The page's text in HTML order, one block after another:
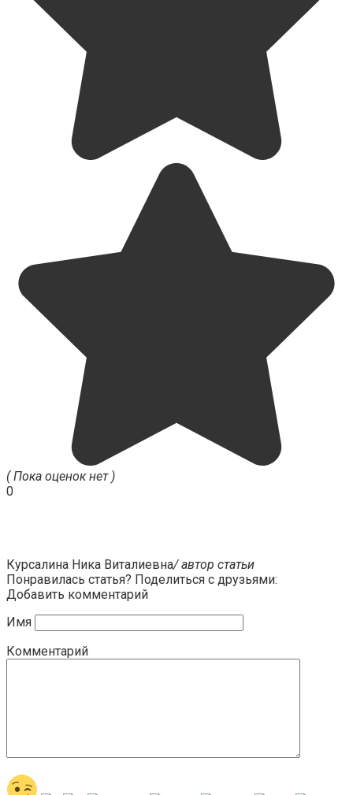
( Пока оценок нет )
0
Курсалина Ника Виталиевна/ автор статьи
Понравилась статья? Поделиться с друзьями:
Добавить комментарий
Имя
Комментарий